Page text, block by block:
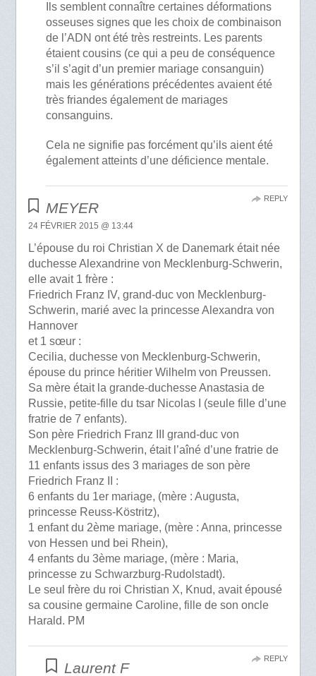
Ils semblent connaître certaines déformations
osseuses signes que les choix de combinaison
de l’ADN ont été très restreints. Les parents
étaient cousins (ce qui a peu de conséquence
s’il s’agit d’un premier mariage consanguin)
mais les générations précédentes avaient été
très friandes également de mariages
consanguins.
Cela ne signifie pas forcément qu’ils aient été
également atteints d’une déficience mentale.
MEYER
24 FÉVRIER 2015 @ 13:44
L’épouse du roi Christian X de Danemark était née
duchesse Alexandrine von Mecklenburg-Schwerin,
elle avait 1 frère :
Friedrich Franz IV, grand-duc von Mecklenburg-
Schwerin, marié avec la princesse Alexandra von
Hannover
et 1 sœur :
Cecilia, duchesse von Mecklenburg-Schwerin,
épouse du prince héritier Wilhelm von Preussen.
Sa mère était la grande-duchesse Anastasia de
Russie, petite-fille du tsar Nicolas I (seule fille d’une
fratrie de 7 enfants).
Son père Friedrich Franz III grand-duc von
Mecklenburg-Schwerin, était l’aîné d’une fratrie de
11 enfants issus des 3 mariages de son père
Friedrich Franz II :
6 enfants du 1er mariage, (mère : Augusta,
princesse Reuss-Köstritz),
1 enfant du 2ème mariage, (mère : Anna, princesse
von Hessen und bei Rhein),
4 enfants du 3ème mariage, (mère : Maria,
princesse zu Schwarzburg-Rudolstadt).
Le seul frère du roi Christian X, Knud, avait épousé
sa cousine germaine Caroline, fille de son oncle
Harald. PM
REPLY
Laurent F
REPLY